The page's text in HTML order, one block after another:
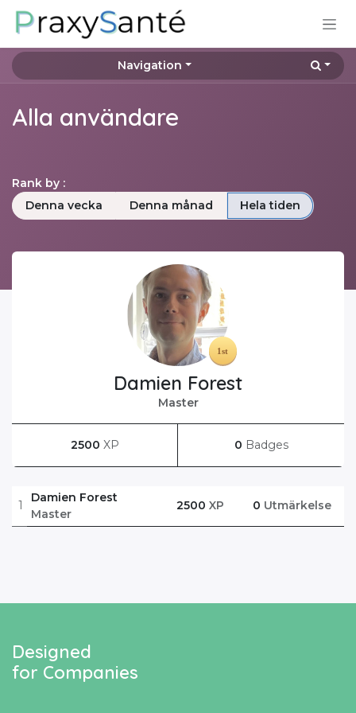
Hoppa till innehåll
Navigation
Alla användare
Rank by :
Denna vecka
Denna månad Hela tiden
Damien Forest
Master
2500 XP 0 Badges
1
Damien Forest
Master
2500 XP 0 Utmärkelse
Designed
for Companies